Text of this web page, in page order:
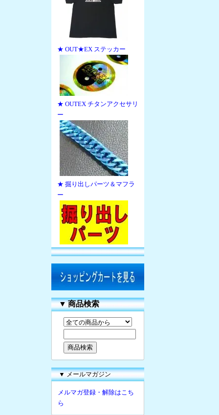
★ OUT★EX ステッカー
★ OUTEX チタンアクセサリ
ー
★ 掘り出しパーツ＆マフラ
ー
▼商品検索
▼ メールマガジン
メルマガ登録・解除はこち
ら